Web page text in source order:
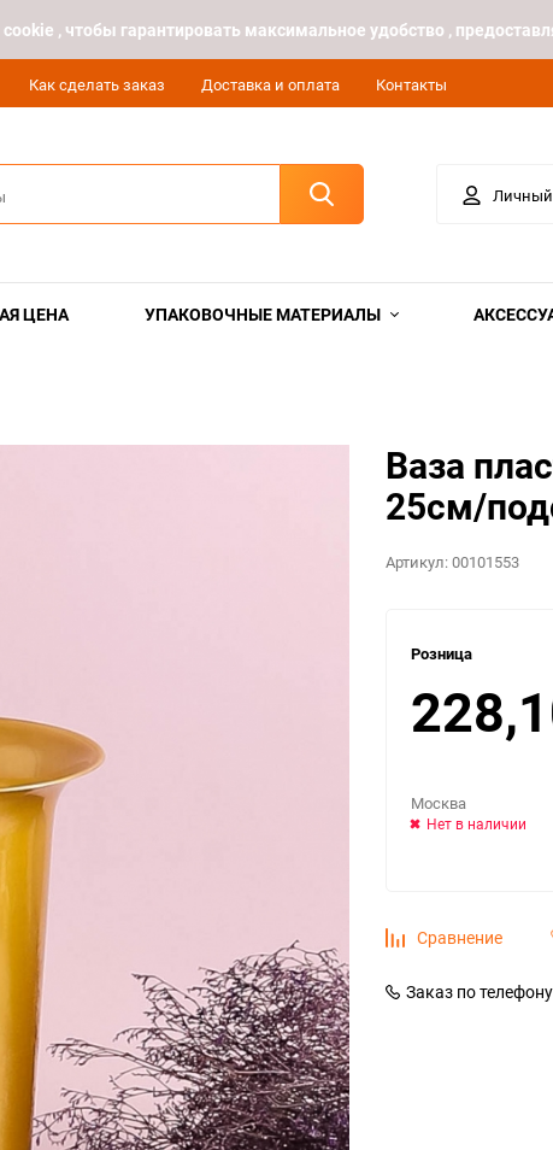
, чтобы гарантировать максимальное удобство ,
Как сделать заказ Доставка и оплата Контакты
Личный
ЦЕНА УПАКОВОЧНЫЕ МАТЕРИАЛЫ
Ваза
25см/
Артикул:00101553
Розница
Москва
Нет в наличии
Сравнение
Заказ по телефону